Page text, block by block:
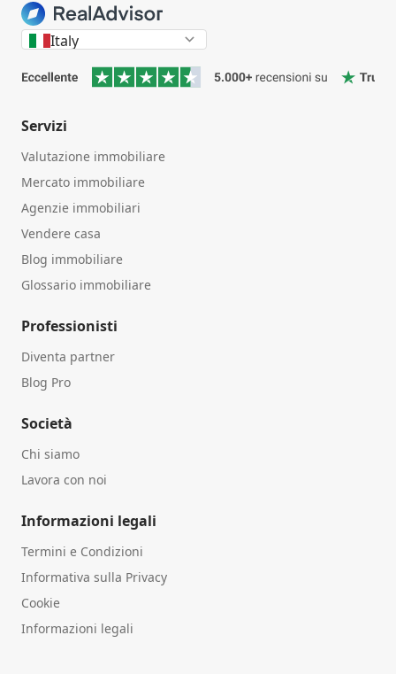
Italy
Servizi
Valutazione immobiliare
Mercato immobiliare
Agenzie immobiliari
Vendere casa
Blog immobiliare
Glossario immobiliare
Professionisti
Diventa partner
Blog Pro
Società
Chi siamo
Lavora con noi
Informazioni legali
Termini e Condizioni
Informativa sulla Privacy
Cookie
Informazioni legali